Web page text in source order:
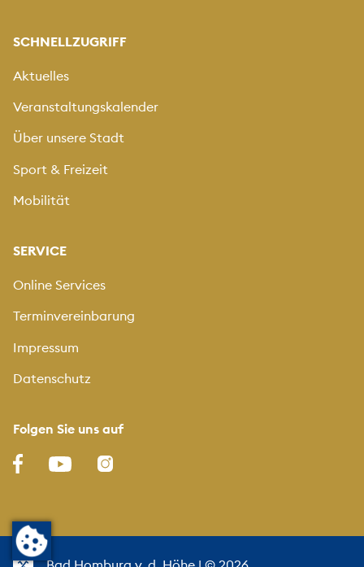
SCHNELLZUGRIFF
Aktuelles
Veranstaltungskalender
Über unsere Stadt
Sport & Freizeit
Mobilität
SERVICE
Online Services
Terminvereinbarung
Impressum
Datenschutz
Folgen Sie uns auf